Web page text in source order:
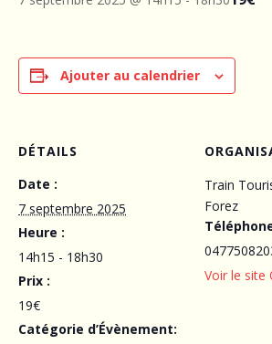
Ajouter au calendrier
DÉTAILS
Date :
7 septembre 2025
Heure :
14h15 - 18h30
Prix :
19€
Catégorie d’Évènement:
Train
Forez
Voir le site